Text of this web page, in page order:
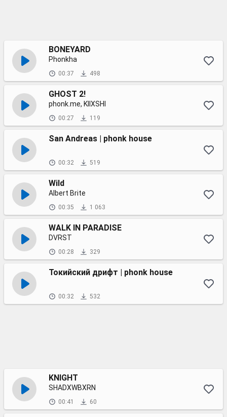
BONEYARD
Phonkha
00:37 498
GHOST 2!
phonk.me, KIIXSHI
00:27 119
San Andreas | phonk house
00:32 519
Wild
Albert Brite
00:35 1 063
WALK IN PARADISE
DVRST
00:28 329
Токийский дрифт | phonk house
00:32 532
KNIGHT
SHADXWBXRN
00:41 60